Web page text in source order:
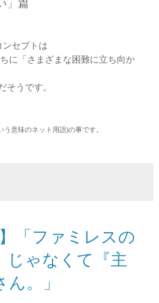
」篇
ンセプトは
に「さまざまな困難に立ち向か
そうです。
意味のネット用語)の事です。
「ファミレスの
じゃなくて『主
。」